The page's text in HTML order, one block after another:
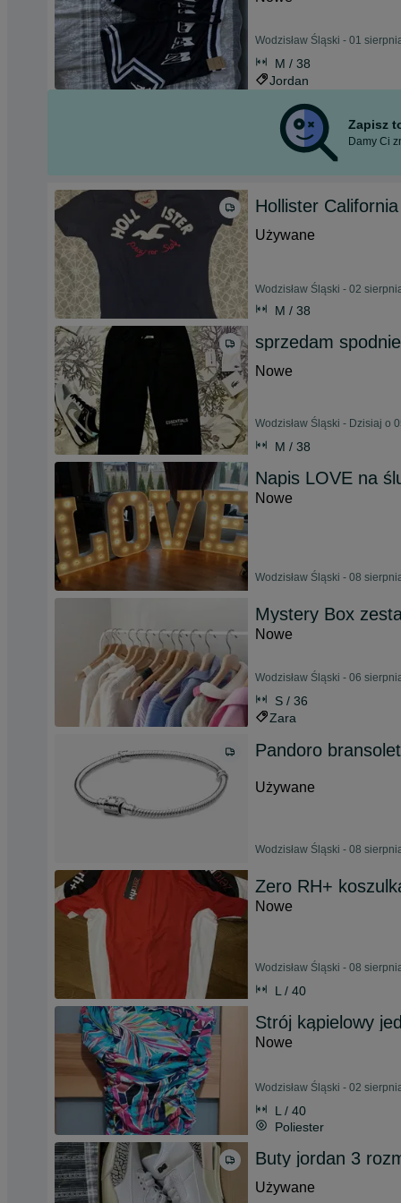
Wodzisław Śląski - 01
M / 38
Jordan
Zapisz
Damy Ci
Hollister
Używane
Wodzisław Śląski - 02
M / 38
sprzedam
Nowe
Wodzisław Śląski - Dzisiaj o
M / 38
Napis LOVE na
Nowe
Wodzisław Śląski - 08
Mystery Box
Nowe
Wodzisław Śląski - 06
S / 36
Zara
Pandoro
Używane
Wodzisław Śląski - 08
Zero RH+
Nowe
Wodzisław Śląski - 08
L / 40
Strój kąpielowy
Nowe
Wodzisław Śląski - 02
L / 40
Poliester
Buty jordan 3
Używane